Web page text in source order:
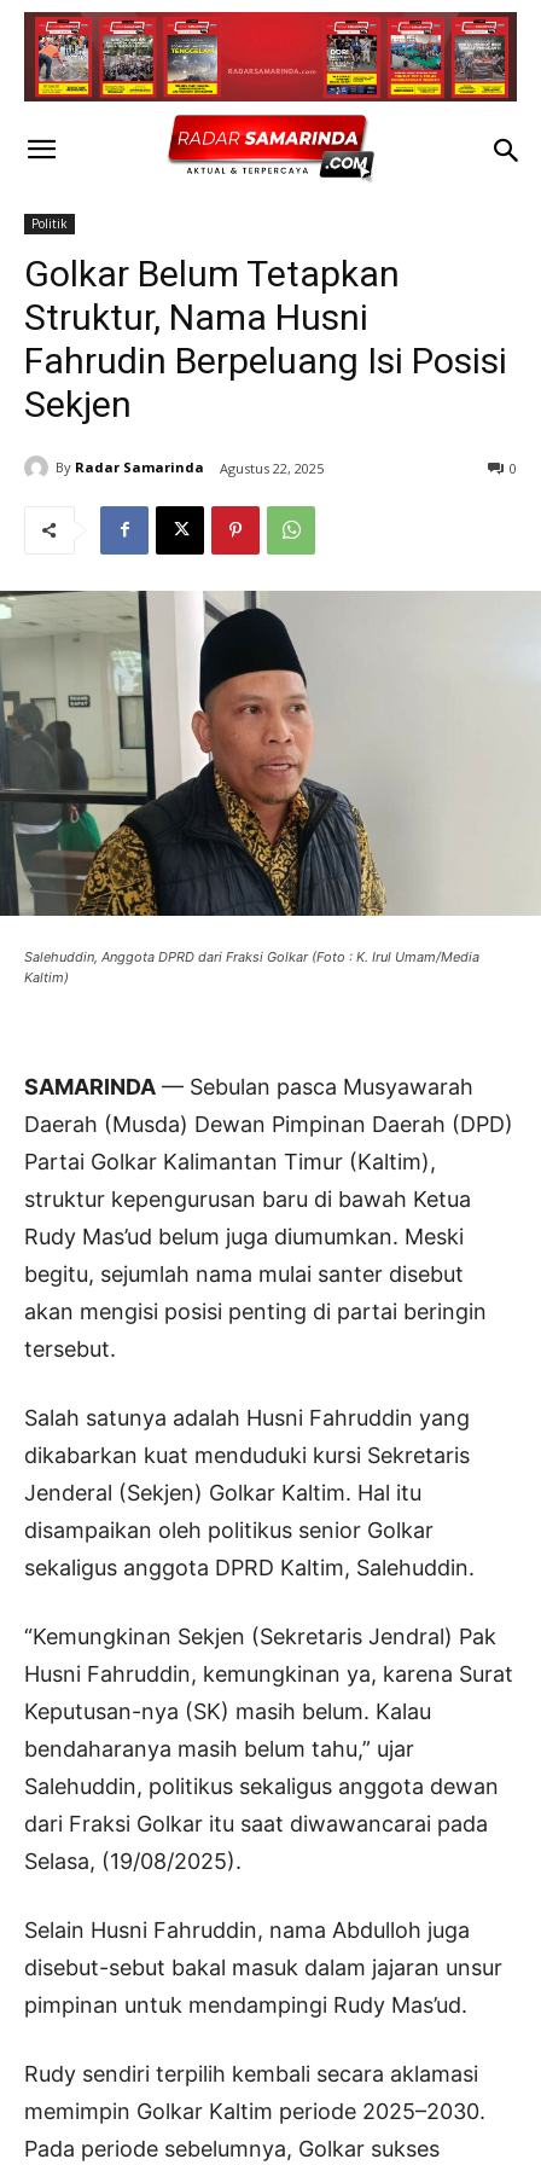
Politik
Golkar Belum Tetapkan
Struktur, Nama Husni
Fahrudin Berpeluang Isi Posisi
Sekjen
By Radar Samarinda Agustus 22, 2025 0
Salehuddin, Anggota DPRD dari Fraksi Golkar (Foto : K. Irul Umam/Media
Kaltim)
SAMARINDA — Sebulan pasca Musyawarah
Daerah (Musda) Dewan Pimpinan Daerah (DPD)
Partai Golkar Kalimantan Timur (Kaltim),
struktur kepengurusan baru di bawah Ketua
Rudy Mas’ud belum juga diumumkan. Meski
begitu, sejumlah nama mulai santer disebut
akan mengisi posisi penting di partai beringin
tersebut.
Salah satunya adalah Husni Fahruddin yang
dikabarkan kuat menduduki kursi Sekretaris
Jenderal (Sekjen) Golkar Kaltim. Hal itu
disampaikan oleh politikus senior Golkar
sekaligus anggota DPRD Kaltim, Salehuddin.
“Kemungkinan Sekjen (Sekretaris Jendral) Pak
Husni Fahruddin, kemungkinan ya, karena Surat
Keputusan-nya (SK) masih belum. Kalau
bendaharanya masih belum tahu,” ujar
Salehuddin, politikus sekaligus anggota dewan
dari Fraksi Golkar itu saat diwawancarai pada
Selasa, (19/08/2025).
Selain Husni Fahruddin, nama Abdulloh juga
disebut-sebut bakal masuk dalam jajaran unsur
pimpinan untuk mendampingi Rudy Mas’ud.
Rudy sendiri terpilih kembali secara aklamasi
memimpin Golkar Kaltim periode 2025–2030.
Pada periode sebelumnya, Golkar sukses